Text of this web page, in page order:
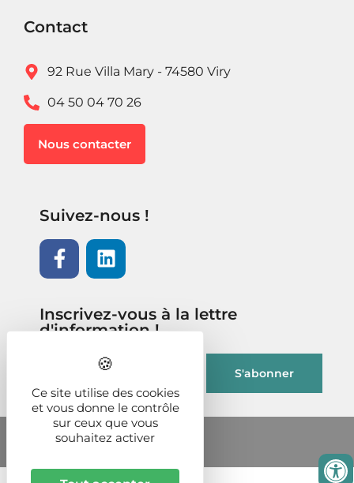
Contact
92 Rue Villa Mary - 74580 Viry
04 50 04 70 26
Nous contacter
Suivez-nous !
Inscrivez-vous à la lettre
d'information !
Ce site utilise des cookies
et vous donne le contrôle
sur ceux que vous
souhaitez activer